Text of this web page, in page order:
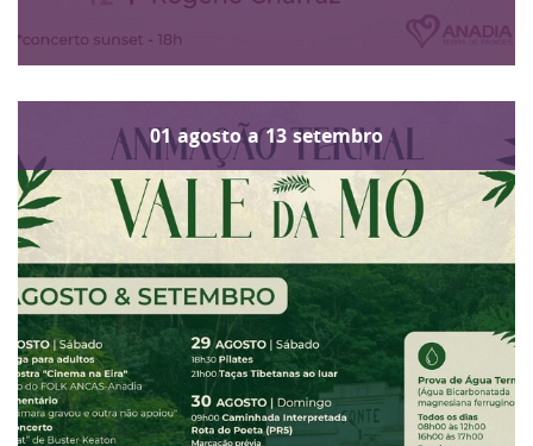
01 agosto a 13 setembro